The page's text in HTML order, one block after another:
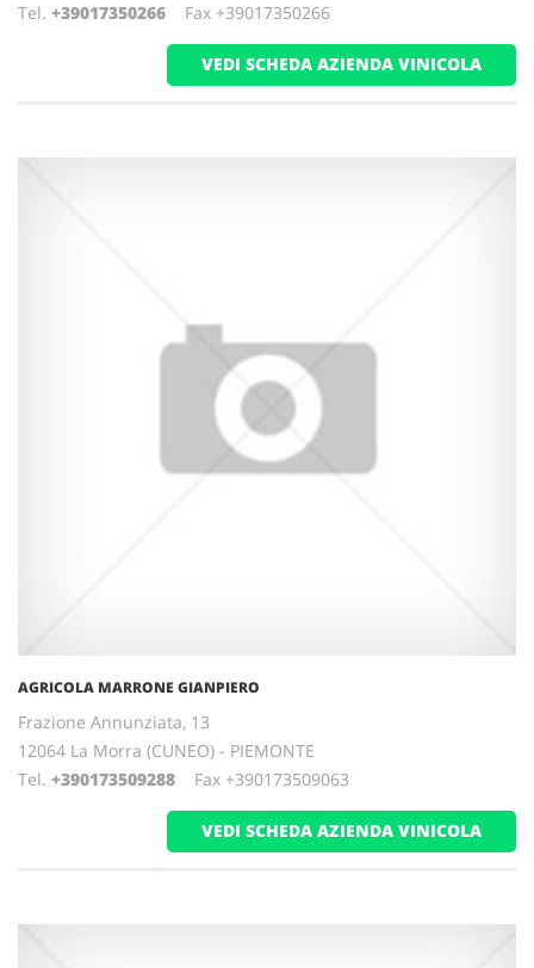
Tel. +39017350266 Fax +39017350266
VEDI SCHEDA AZIENDA VINICOLA
AGRICOLA MARRONE GIANPIERO
Frazione Annunziata, 13
12064 La Morra (CUNEO) - PIEMONTE
Tel. +390173509288 Fax +390173509063
VEDI SCHEDA AZIENDA VINICOLA